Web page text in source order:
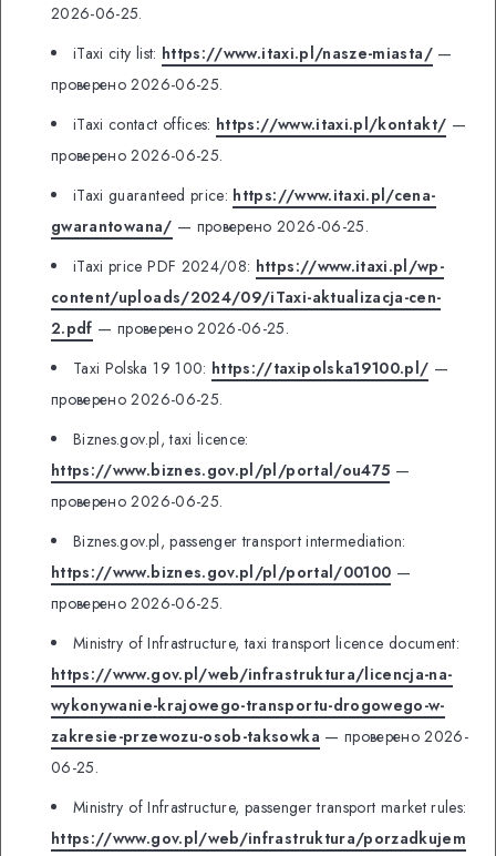
2026-06-25.
iTaxi city list: https://www.itaxi.pl/nasze-miasta/—
проверено 2026-06-25.
iTaxi contact offices: https://www.itaxi.pl/kontakt/ —
проверено 2026-06-25.
iTaxi guaranteed price: https://www.itaxi.pl/cena-
gwarantowana/ — проверено 2026-06-25.
iTaxi price PDF 2024/08: https://www.itaxi.pl/wp-
content/uploads/2024/09/iTaxi-aktualizacja-cen-
2.pdf — проверено 2026-06-25.
Taxi Polska 19 100: https://taxipolska19100.pl/ —
проверено 2026-06-25.
Biznes.gov.pl, taxi licence:
https://www.biznes.gov.pl/pl/portal/ou475 —
проверено 2026-06-25.
Biznes.gov.pl, passenger transport intermediation:
https://www.biznes.gov.pl/pl/portal/00100 —
проверено 2026-06-25.
Ministry of Infrastructure, taxi transport licence document:
https://www.gov.pl/web/infrastruktura/licencja-na-
wykonywanie-krajowego-transportu-drogowego-w-
zakresie-przewozu-osob-taksowka — проверено 2026-
06-25.
Ministry of Infrastructure, passenger transport market rules:
https://www.gov.pl/web/infrastruktura/porzadkujem